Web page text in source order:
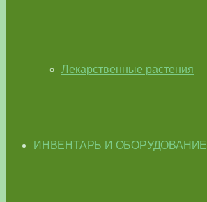
Лекарственные растения
ИНВЕНТАРЬ И ОБОРУДОВАНИЕ